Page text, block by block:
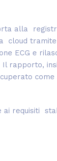
alla
cloud tramite
ECG e
rapporto,
come
ai requisiti